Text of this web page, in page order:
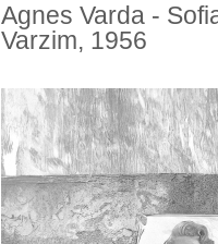
Agnes Varda -
Varzim, 1956